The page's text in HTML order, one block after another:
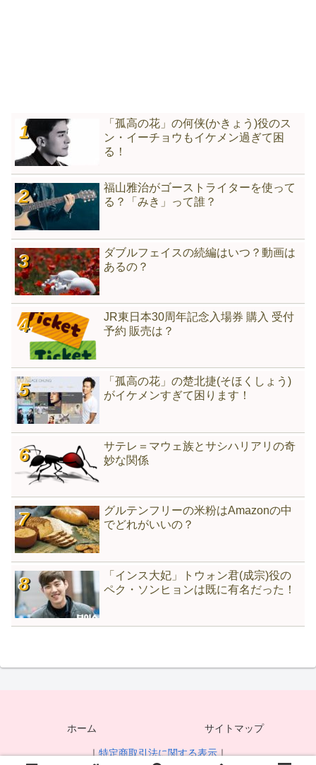
「孤高の花」の何侠(かきょう)役のス
ン・イーチョウもイケメン過ぎて困
る！
福山雅治がゴーストライターを使って
る？「みき」って誰？
ダブルフェイスの続編はいつ？動画は
あるの？
JR東日本30周年記念入場券 購入 受付
予約 販売は？
「孤高の花」の楚北捷(そほくしょう)
がイケメンすぎて困ります！
サテレ＝マウェ族とサシハリアリの奇
妙な関係
グルテンフリーの米粉はAmazonの中
でどれがいいの？
「インス大妃」トウォン君(成宗)役の
ペク・ソンヒョンは既に有名だった！
ホーム サイトマップ
｜特定商取引法に関する表示｜